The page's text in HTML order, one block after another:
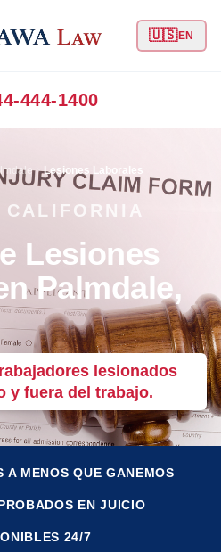
🇺🇸EN
444-1400
Lesiones Laborales
Lesiones
Palmdale,
lesionados
y fuera del trabajo.
A MENOS QUE GANEMOS
EN JUICIO
24/7